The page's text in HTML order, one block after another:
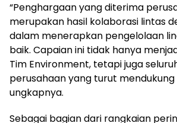
“Penghargaan yang diterima
merupakan hasil kolaborasi lintas
dalam menerapkan pengelolaan
baik. Capaian ini tidak hanya
Tim Environment, tetapi juga
perusahaan yang turut
ungkapnya.
Sebagai bagian dari rangkaian